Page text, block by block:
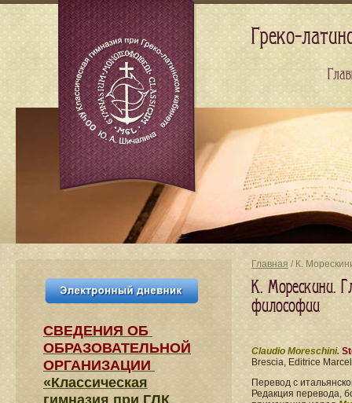
Главная / К.
К. Морескини.
философии
Claudio Moreschini.
Brescia, Editrice
Перевод с
Редакция перевода,
СВЕДЕНИЯ​ ОБ
ОБРАЗОВАТЕЛЬНОЙ
ОРГАНИЗАЦИИ
«Классическая
гимназия при ГЛК
Греко-